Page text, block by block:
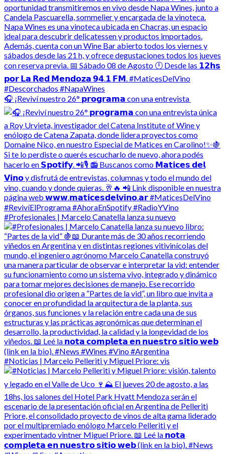
🎧 ¡Reviví nuestro 26° 𝗽𝗿𝗼𝗴𝗿𝗮𝗺𝗮 con una entrevista
#Profesionales | Marcelo Canatella lanza su nuevo
#Noticias | Marcelo Pelleriti y Miguel Priore: vis